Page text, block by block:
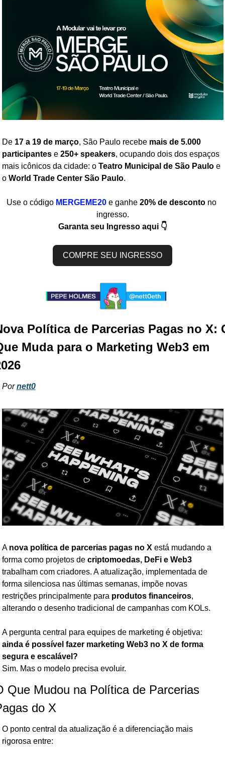
De 17 a 19 de março, São Paulo recebe mais de 5.000
participantes e 250+ speakers, ocupando dois dos espaços
mais icônicos da cidade: o Teatro Municipal de São Paulo e
o World Trade Center São Paulo.
Use o código MERGEME20 e ganhe 20% de desconto no
ingresso.
Garanta seu Ingresso aqui 👇
COMPRE SEU INGRESSO
Política de Parcerias Pagas no X:
Muda para o Marketing Web3 em
Por nett0
A nova política de parcerias pagas no X está mudando a
forma como projetos de criptomoedas, DeFi e Web3
trabalham com criadores. A atualização, implementada de
forma silenciosa nas últimas semanas, impõe novas
restrições principalmente para produtos financeiros,
alterando o desenho tradicional de campanhas com KOLs.
ainda é possível fazer marketing Web3 no X de forma
segura e escalável?
Sim. Mas o modelo precisa evoluir.
Que Mudou na Política de Parcerias
do X
O ponto central da atualização é a diferenciação mais
rigorosa entre: